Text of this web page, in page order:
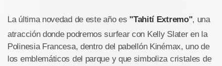
La última novedad de este año es "Tahití Extremo", una
atracción donde podremos surfear con Kelly Slater en la
Polinesia Francesa, dentro del pabellón Kinémax, uno de
los emblemáticos del parque y que simboliza cristales de